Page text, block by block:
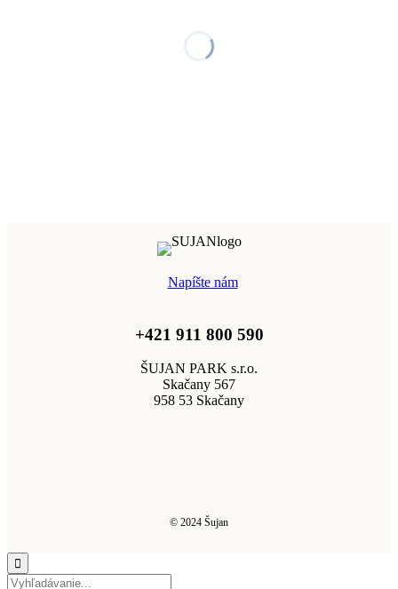
Napíšte nám
+421 911 800 590
ŠUJAN PARK s.r.o.
Skačany 567
958 53 Skačany
© 2024 Šujan
